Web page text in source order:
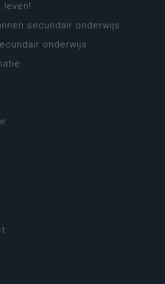
leven!
secundair onderwijs
onderwijs